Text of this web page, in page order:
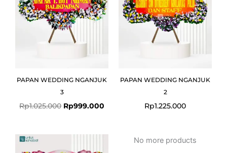
PAPAN WEDDING NGANJUK
3
Rp1.025.000 Rp999.000
PAPAN WEDDING NGANJUK
2
Rp1.225.000
No more products